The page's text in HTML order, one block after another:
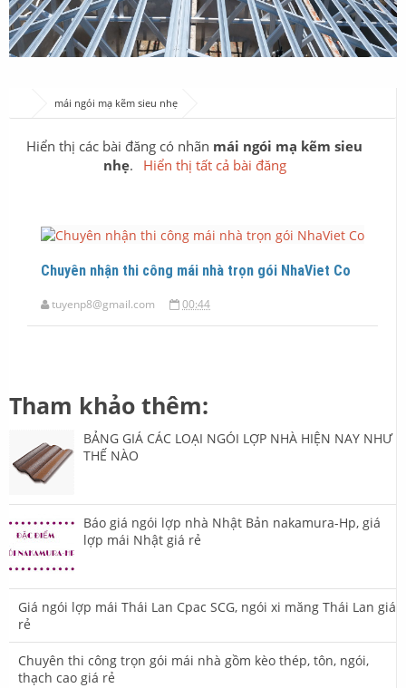
mái ngói mạ kẽm sieu nhẹ
Hiển thị các bài đăng có nhãn mái ngói mạ kẽm sieu
nhẹ. Hiển thị tất cả bài đăng
Chuyên nhận thi công mái nhà trọn gói NhaViet Co
tuyenp8@gmail.com 00:44
Tham khảo thêm:
BẢNG GIÁ CÁC LOẠI NGÓI LỢP NHÀ HIỆN NAY NHƯ
THẾ NÀO
Báo giá ngói lợp nhà Nhật Bản nakamura-Hp, giá
lợp mái Nhật giá rẻ
Giá ngói lợp mái Thái Lan Cpac SCG, ngói xi măng Thái Lan giá
rẻ
Chuyên thi công trọn gói mái nhà gồm kèo thép, tôn, ngói,
thạch cao giá rẻ